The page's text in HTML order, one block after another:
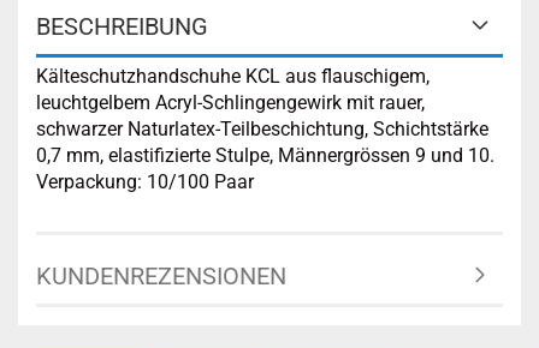
BESCHREIBUNG
Kälteschutzhandschuhe KCL aus flauschigem,
leuchtgelbem Acryl-Schlingengewirk mit rauer,
schwarzer Naturlatex-Teilbeschichtung, Schichtstärke
0,7 mm, elastifizierte Stulpe, Männergrössen 9 und 10.
Verpackung: 10/100 Paar
KUNDENREZENSIONEN